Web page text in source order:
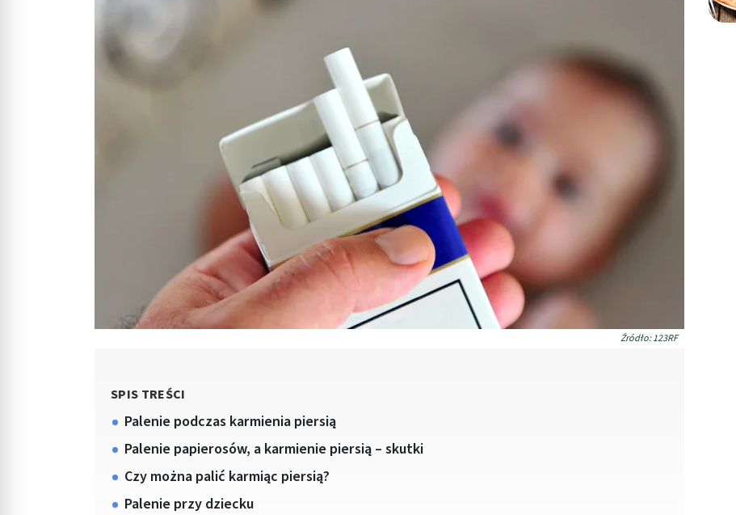
Źródło: 123RF
SPIS TREŚCI
Palenie podczas karmienia piersią
Palenie papierosów, a karmienie piersią – skutki
Czy można palić karmiąc piersią?
Palenie przy dziecku